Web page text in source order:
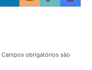
Campos obrigatórios são